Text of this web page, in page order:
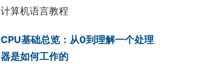
计算机语言教程
CPU基础总览：从0到理解一个处理
器是如何工作的